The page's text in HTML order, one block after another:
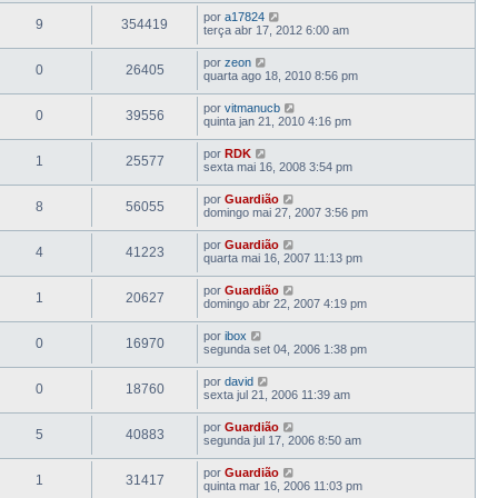
9 354419 por a17824
terça abr 17, 2012 6:00 am
0 26405 por zeon
quarta ago 18, 2010 8:56 pm
0 39556 por vitmanucb
quinta jan 21, 2010 4:16 pm
1 25577 por RDK
sexta mai 16, 2008 3:54 pm
8 56055 por Guardião
domingo mai 27, 2007 3:56 pm
4 41223 por Guardião
quarta mai 16, 2007 11:13 pm
1 20627 por Guardião
domingo abr 22, 2007 4:19 pm
0 16970 por ibox
segunda set 04, 2006 1:38 pm
0 18760 por david
sexta jul 21, 2006 11:39 am
5 40883 por Guardião
segunda jul 17, 2006 8:50 am
1 31417 por Guardião
quinta mar 16, 2006 11:03 pm